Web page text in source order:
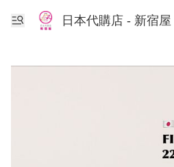
日本代購店 - 新宿屋